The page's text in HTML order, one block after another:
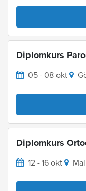
Diplomkurs
05 - 08 okt
Diplomkurs
12 - 16 okt